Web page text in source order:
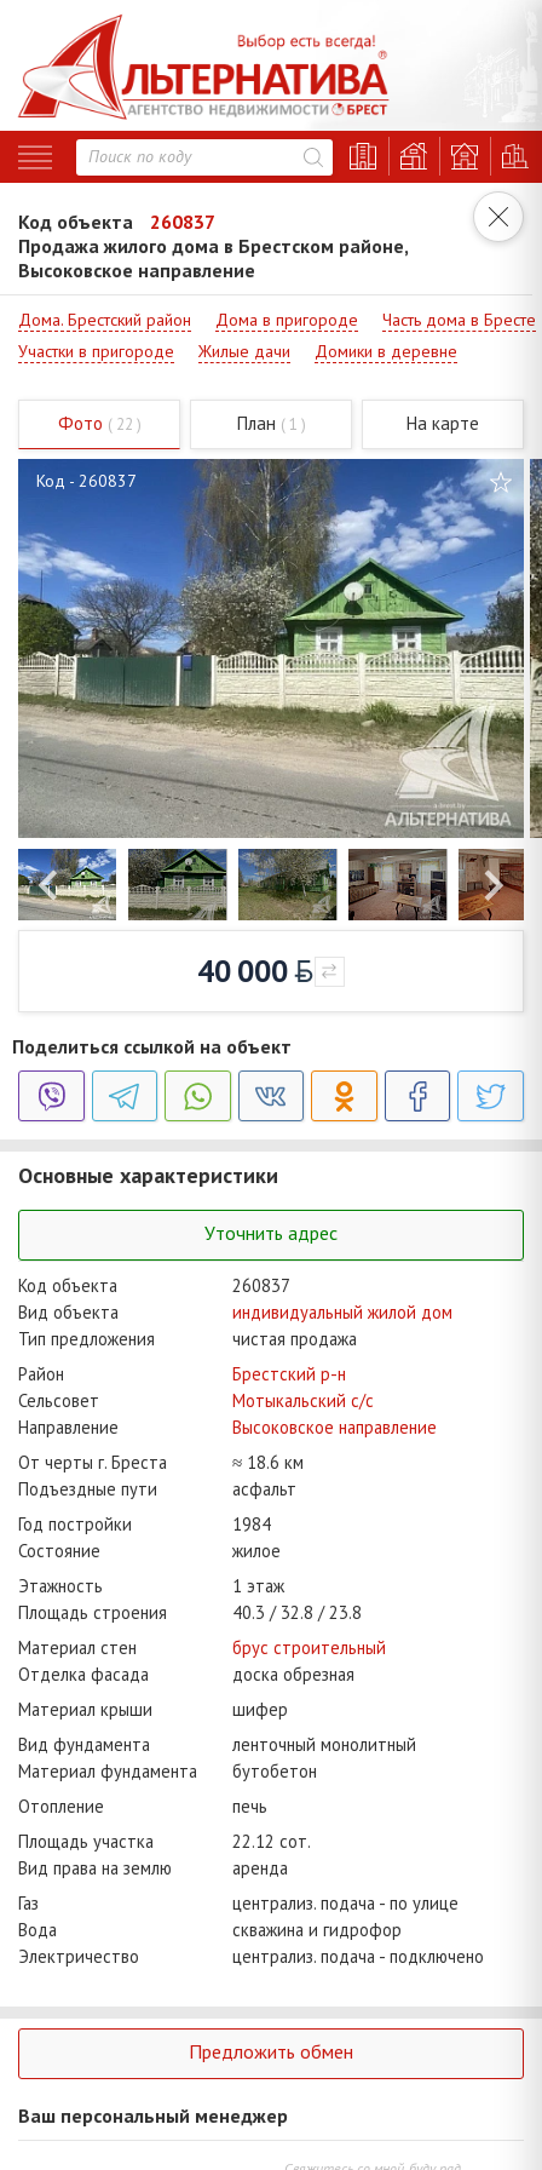
Код объекта
260837
Продажа жилого дома в Брестском районе,
Высоковское направление
Дома. Брестский район Дома в пригороде
Часть дома в Бресте
Участки в пригороде
Жилые дачи Домики в деревне
Фото ( 22 ) План ( 1 ) На карте
Код - 260837
40 000
Поделиться ссылкой на объект
Основные характеристики
Уточнить адрес
Код объекта
260837
Вид объекта
индивидуальный жилой дом
Тип предложения
чистая продажа
Район
Брестский р-н
Сельсовет
Мотыкальский с/с
Направление
Высоковское направление
От черты г. Бреста
≈ 18.6 км
Подъездные пути
асфальт
Год постройки
1984
Состояние
жилое
Этажность
1 этаж
Площадь строения
40.3 32.8
23.8
Материал стен
брус строительный
Отделка фасада
доска обрезная
Материал крыши
шифер
Вид фундамента
ленточный монолитный
Материал фундамента
бутобетон
Отопление
печь
Площадь участка
22.12 сот.
Вид права на землю
аренда
Газ
централиз. подача - по улице
Вода
скважина и гидрофор
Электричество
централиз. подача - подключено
Предложить обмен
Ваш персональный менеджер